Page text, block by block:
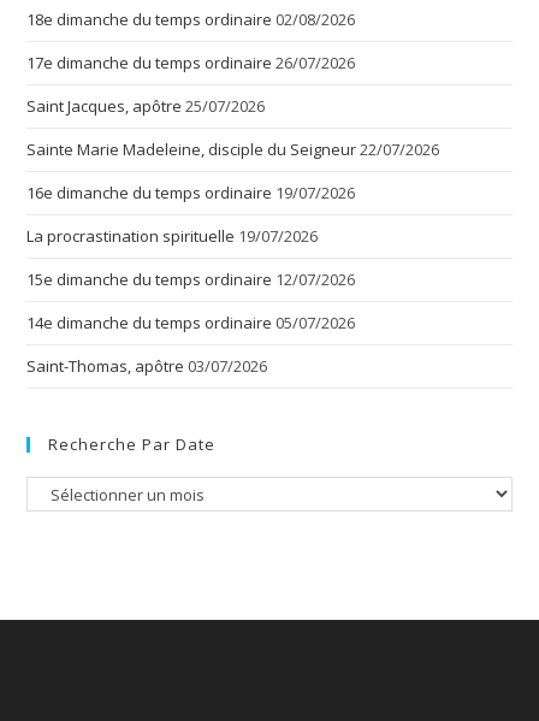
18e dimanche du temps ordinaire 02/08/2026
17e dimanche du temps ordinaire 26/07/2026
Saint Jacques, apôtre 25/07/2026
Sainte Marie Madeleine, disciple du Seigneur22/07/2026
16e dimanche du temps ordinaire 19/07/2026
La procrastination spirituelle 19/07/2026
15e dimanche du temps ordinaire 12/07/2026
14e dimanche du temps ordinaire 05/07/2026
Saint-Thomas, apôtre 03/07/2026
Recherche Par Date
Recherche